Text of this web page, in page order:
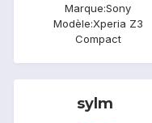
Marque:Sony
Modèle:Xperia Z3
Compact
sylm